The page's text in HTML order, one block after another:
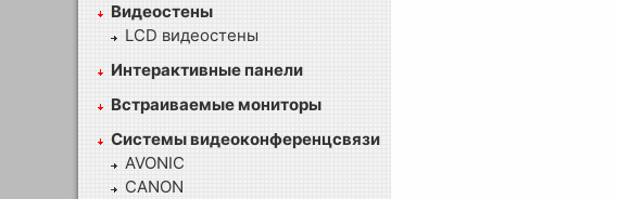
Видеостены
LCD видеостены
Интерактивные панели
Встраиваемые мониторы
Системы видеоконференцсвязи
AVONIC
CANON